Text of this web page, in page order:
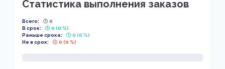
Статистика выполнения заказов
Всего:
0
В срок:
0 (0 %)
Раньше срока:
0 (0 %)
Не в срок:
0 (0 %)